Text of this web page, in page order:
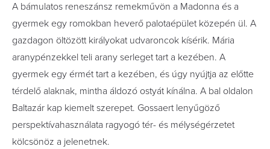
A bámulatos reneszánsz remekművön a Madonna és a
gyermek egy romokban heverő palotaépület közepén ül. A
gazdagon öltözött királyokat udvaroncok kísérik. Mária
aranypénzekkel teli arany serleget tart a kezében. A
gyermek egy érmét tart a kezében, és úgy nyújtja az előtte
térdelő alaknak, mintha áldozó ostyát kínálna. A bal oldalon
Baltazár kap kiemelt szerepet. Gossaert lenyűgöző
perspektívahasználata ragyogó tér- és mélységérzetet
kölcsönöz a jelenetnek.